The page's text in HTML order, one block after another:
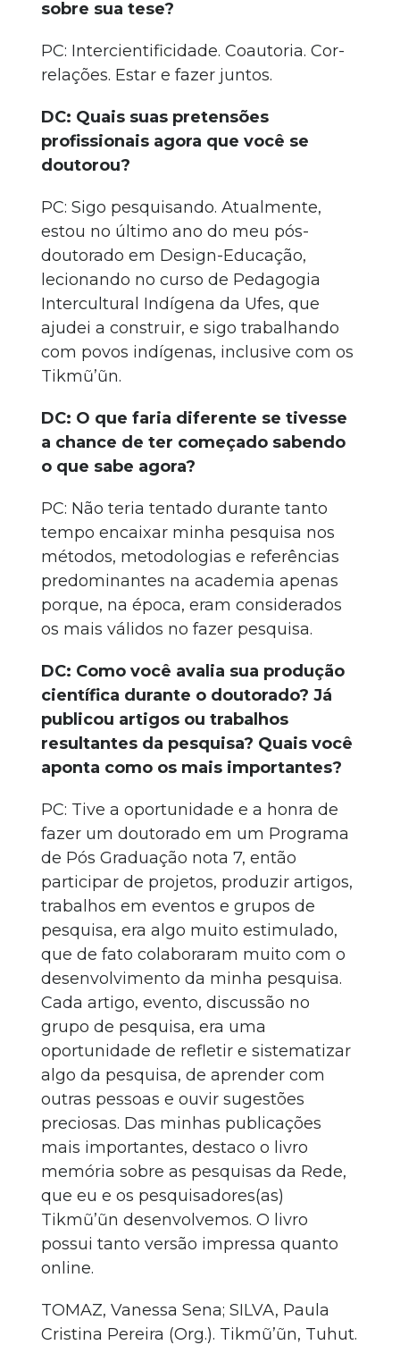
sobre sua tese?
PC: Intercientificidade. Coautoria. Cor-
relações. Estar e fazer juntos.
DC: Quais suas pretensões
profissionais agora que você se
doutorou?
PC: Sigo pesquisando. Atualmente,
estou no último ano do meu pós-
doutorado em Design-Educação,
lecionando no curso de Pedagogia
Intercultural Indígena da Ufes, que
ajudei a construir, e sigo trabalhando
com povos indígenas, inclusive com os
Tikmũ’ũn.
DC: O que faria diferente se tivesse
a chance de ter começado sabendo
o que sabe agora?
PC: Não teria tentado durante tanto
tempo encaixar minha pesquisa nos
métodos, metodologias e referências
predominantes na academia apenas
porque, na época, eram considerados
os mais válidos no fazer pesquisa.
DC: Como você avalia sua produção
científica durante o doutorado? Já
publicou artigos ou trabalhos
resultantes da pesquisa? Quais você
aponta como os mais importantes?
PC: Tive a oportunidade e a honra de
fazer um doutorado em um Programa
de Pós Graduação nota 7, então
participar de projetos, produzir artigos,
trabalhos em eventos e grupos de
pesquisa, era algo muito estimulado,
que de fato colaboraram muito com o
desenvolvimento da minha pesquisa.
Cada artigo, evento, discussão no
grupo de pesquisa, era uma
oportunidade de refletir e sistematizar
algo da pesquisa, de aprender com
outras pessoas e ouvir sugestões
preciosas. Das minhas publicações
mais importantes, destaco o livro
memória sobre as pesquisas da Rede,
que eu e os pesquisadores(as)
Tikmũ’ũn desenvolvemos. O livro
possui tanto versão impressa quanto
online.
TOMAZ, Vanessa Sena; SILVA, Paula
Cristina Pereira (Org.). Tikmũ’ũn, Tuhut.